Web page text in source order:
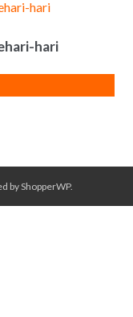
hari
byShopperWP.